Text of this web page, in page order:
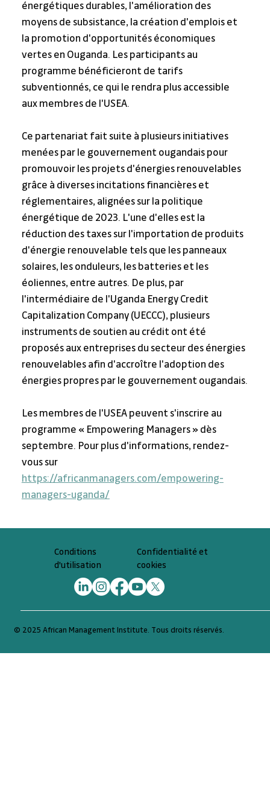
énergétiques durables, l'amélioration des
moyens de subsistance, la création d'emplois et
la promotion d'opportunités économiques
vertes en Ouganda. Les participants au
programme bénéficieront de tarifs
subventionnés, ce qui le rendra plus accessible
aux membres de l'USEA.
Ce partenariat fait suite à plusieurs initiatives
menées par le gouvernement ougandais pour
promouvoir les projets d'énergies renouvelables
grâce à diverses incitations financières et
réglementaires, alignées sur la politique
énergétique de 2023. L'une d'elles est la
réduction des taxes sur l'importation de produits
d'énergie renouvelable tels que les panneaux
solaires, les onduleurs, les batteries et les
éoliennes, entre autres. De plus, par
l'intermédiaire de l'Uganda Energy Credit
Capitalization Company (UECCC), plusieurs
instruments de soutien au crédit ont été
proposés aux entreprises du secteur des énergies
renouvelables afin d'accroître l'adoption des
énergies propres par le gouvernement ougandais.
Les membres de l'USEA peuvent s'inscrire au
programme « Empowering Managers » dès
septembre. Pour plus d'informations, rendez-
vous sur
https://africanmanagers.com/empowering-
managers-uganda/
© 2025 African Management Institute. Tous droits réservés.
Conditions
d'utilisation
Confidentialité et
cookies